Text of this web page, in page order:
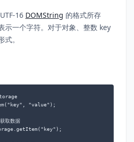
16 DOMString 的格式所存
示一个字符。对于对象、整数 key
。
"value");
取数据